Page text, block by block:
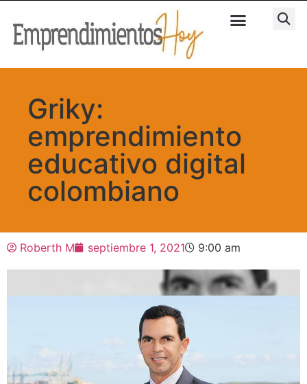
Griky:
emprendimiento
educativo digital
colombiano
Roberth M septiembre 1, 2021 9:00 am